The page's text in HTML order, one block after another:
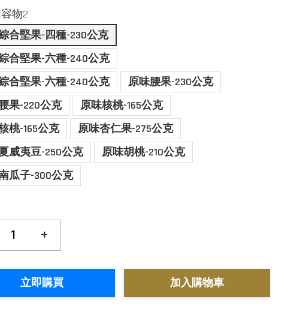
物2
合堅果-四種-230公克
合堅果-六種-240公克
合堅果-六種-240公克
原味腰果-230公克
果-220公克
原味核桃-165公克
桃-165公克
原味杏仁果-275公克
威夷豆-250公克
原味胡桃-210公克
瓜子-300公克
+
立即購買 加入購物車